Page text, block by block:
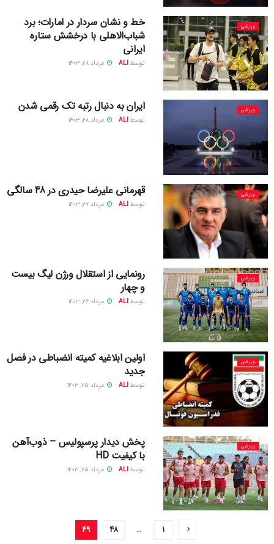
ورزشی
خط و نشان سردار در امارات؛ برد
شباب‌الاهلی با درخشش ستاره
ایرانی
توسط ALI مرداد ۲۸, ۱۴۰۳
ورزشی ایران به دنبال رتبه‌ تک رقمی شدن
توسط ALI مرداد ۲۸, ۱۴۰۳
ورزشی قهرمانی علیرضا حیدری در 48 سالگی
توسط ALI مرداد ۲۷, ۱۴۰۳
ورزشی
رونمایی از استقلال ورژن لیگ بیست
و چهار
توسط ALI مرداد ۲۶, ۱۴۰۳
ورزشی
اولین ابلاغیه کمیته انضباطی در فصل
جدید
توسط ALI مرداد ۲۵, ۱۴۰۳
ورزشی
پخش دیدار پرسپولیس – ذوب‌آهن
با کیفیت HD
توسط ALI مرداد ۲۵, ۱۴۰۳
… ۴۸ ۴۹